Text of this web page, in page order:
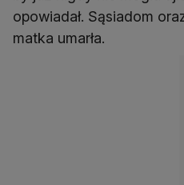
opowiadał. Sąsiadom
matka umarła.